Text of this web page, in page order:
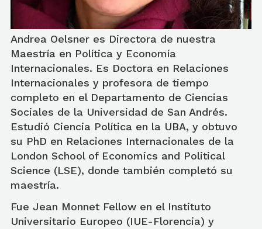
Andrea Oelsner es Directora de nuestra
Maestría en Política y Economía
Internacionales. Es Doctora en Relaciones
Internacionales y profesora de tiempo
completo en el Departamento de Ciencias
Sociales de la Universidad de San Andrés.
Estudió Ciencia Política en la UBA, y obtuvo
su PhD en Relaciones Internacionales de la
London School of Economics and Political
Science (LSE), donde también completó su
maestría.
Fue Jean Monnet Fellow en el Instituto
Universitario Europeo (IUE-Florencia) y